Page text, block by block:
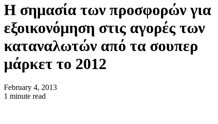
Η σημασία των προσφορών για
εξοικονόμηση στις αγορές των
καταναλωτών από τα σουπερ
February 4, 2013
1 minute read